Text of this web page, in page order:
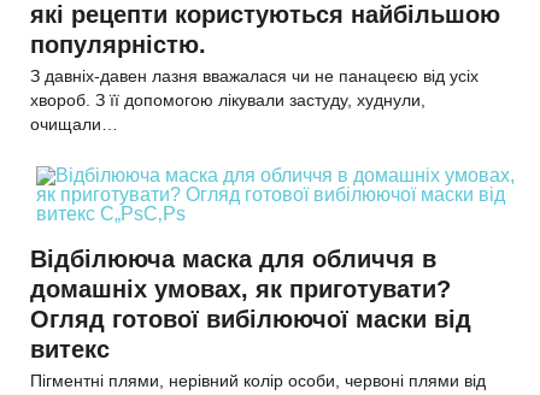
які рецепти користуються найбільшою
популярністю.
З давніх-давен лазня вважалася чи не панацеєю від усіх
хвороб. З її допомогою лікували застуду, худнули,
очищали…
Відбілююча маска для обличчя в
домашніх умовах, як приготувати?
Огляд готової вибілюючої маски від
витекс
Пігментні плями, нерівний колір особи, червоні плями від